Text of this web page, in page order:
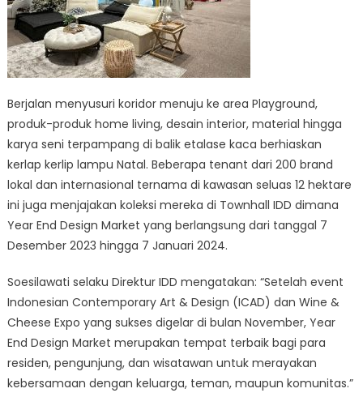
Berjalan menyusuri koridor menuju ke area Playground,
produk-produk home living, desain interior, material hingga
karya seni terpampang di balik etalase kaca berhiaskan
kerlap kerlip lampu Natal. Beberapa tenant dari 200 brand
lokal dan internasional ternama di kawasan seluas 12 hektare
ini juga menjajakan koleksi mereka di Townhall IDD dimana
Year End Design Market yang berlangsung dari tanggal 7
Desember 2023 hingga 7 Januari 2024.
Soesilawati selaku Direktur IDD mengatakan: “Setelah event
Indonesian Contemporary Art & Design (ICAD) dan Wine &
Cheese Expo yang sukses digelar di bulan November, Year
End Design Market merupakan tempat terbaik bagi para
residen, pengunjung, dan wisatawan untuk merayakan
kebersamaan dengan keluarga, teman, maupun komunitas.”